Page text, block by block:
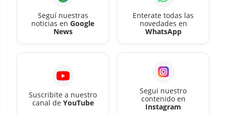
Seguí nuestras
noticias en Google
News
Enterate todas las
novedades en
WhatsApp
Suscribite a nuestro
canal de YouTube
Segui nuestro
contenido en
Instagram